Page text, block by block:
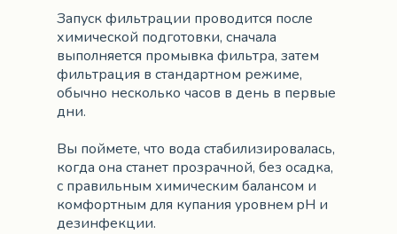
Запуск фильтрации проводится после
химической подготовки, сначала
выполняется промывка фильтра, затем
фильтрация в стандартном режиме,
обычно несколько часов в день в первые
дни.
Вы поймете, что вода стабилизировалась,
когда она станет прозрачной, без осадка,
с правильным химическим балансом и
комфортным для купания уровнем pH и
дезинфекции.